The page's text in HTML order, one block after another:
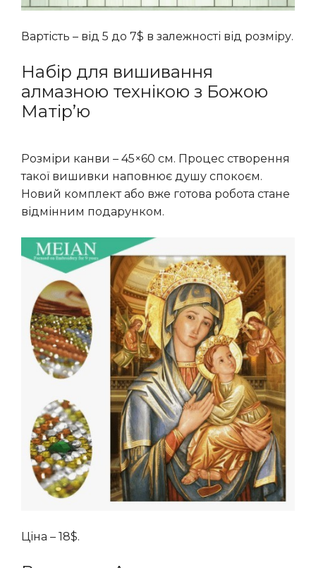
Вартість – від 5 до 7$ в залежності від розміру.
Набір для вишивання
алмазною технікою з Божою
Матір’ю
Розміри канви – 45×60 см. Процес створення
такої вишивки наповнює душу спокоєм.
Новий комплект або вже готова робота стане
відмінним подарунком.
Ціна – 18$.